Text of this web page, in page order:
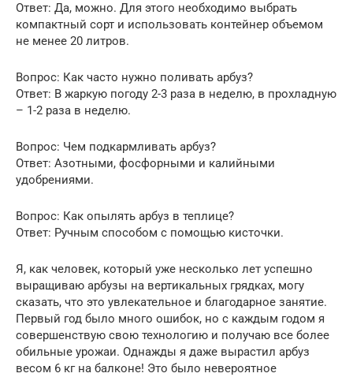
Ответ: Да, можно. Для этого необходимо выбрать
компактный сорт и использовать контейнер объемом
не менее 20 литров.
Вопрос: Как часто нужно поливать арбуз?
Ответ: В жаркую погоду 2-3 раза в неделю, в прохладную
– 1-2 раза в неделю.
Вопрос: Чем подкармливать арбуз?
Ответ: Азотными, фосфорными и калийными
удобрениями.
Вопрос: Как опылять арбуз в теплице?
Ответ: Ручным способом с помощью кисточки.
Я, как человек, который уже несколько лет успешно
выращиваю арбузы на вертикальных грядках, могу
сказать, что это увлекательное и благодарное занятие.
Первый год было много ошибок, но с каждым годом я
совершенствую свою технологию и получаю все более
обильные урожаи. Однажды я даже вырастил арбуз
весом 6 кг на балконе! Это было невероятное